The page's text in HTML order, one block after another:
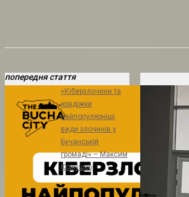
попередня стаття
«Кіберзлочини та
крадіжки
найпопулярніші
види злочинів у
Бучанській
громаді» – Максим
Кожушко